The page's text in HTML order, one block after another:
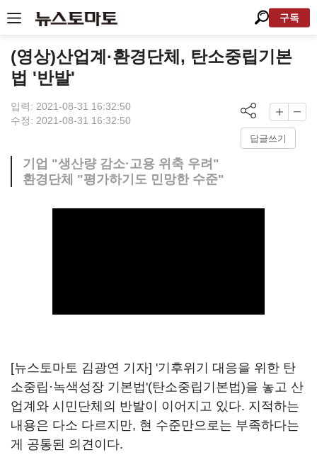
구독
(영상)산업계·환경단체, 탄소중립기본
법 '반발'
입력: 2021-08-31 16:32:50
수정: 2021-08-31 16:32:50
답글쓰기
기업 "생산량 감소·고용 위축 우려"
환경단체 "평가하기도 민망한 수준"
[뉴스토마토 김광연 기자] '기후위기 대응을 위한 탄
소중립·녹색성장 기본법'(탄소중립기본법)을 놓고 산
업계와 시민단체의 반발이 이어지고 있다. 지적하는
내용은 다소 다르지만, 현 수준만으로는 부족하다는
게 공통된 의견이다.